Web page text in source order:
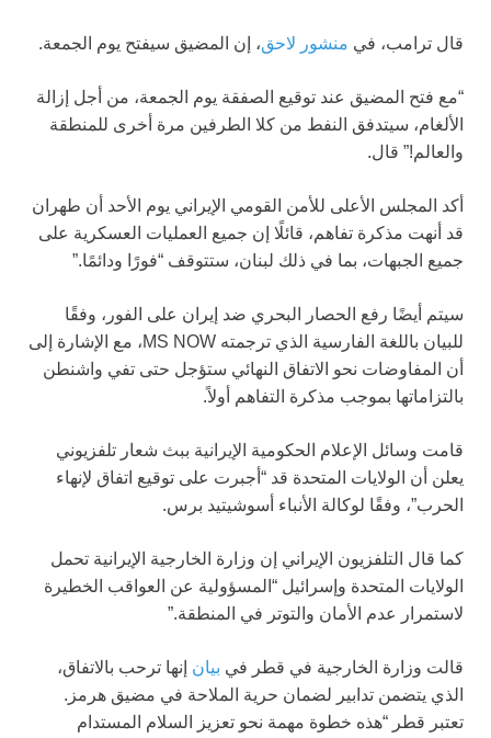
قال ترامب، في منشور لاحق، إن المضيق سيفتح يوم الجمعة.
“مع فتح المضيق عند توقيع الصفقة يوم الجمعة، من أجل إزالة
الألغام، سيتدفق النفط من كلا الطرفين مرة أخرى للمنطقة
والعالم!” قال.
أكد المجلس الأعلى للأمن القومي الإيراني يوم الأحد أن طهران
قد أنهت مذكرة تفاهم، قائلًا إن جميع العمليات العسكرية على
جميع الجبهات، بما في ذلك لبنان، ستتوقف “فورًا ودائمًا.”
سيتم أيضًا رفع الحصار البحري ضد إيران على الفور، وفقًا
للبيان باللغة الفارسية الذي ترجمته MS NOW، مع الإشارة إلى
أن المفاوضات نحو الاتفاق النهائي ستؤجل حتى تفي واشنطن
بالتزاماتها بموجب مذكرة التفاهم أولاً.
قامت وسائل الإعلام الحكومية الإيرانية ببث شعار تلفزيوني
يعلن أن الولايات المتحدة قد “أجبرت على توقيع اتفاق لإنهاء
الحرب”، وفقًا لوكالة الأنباء أسوشيتيد برس.
كما قال التلفزيون الإيراني إن وزارة الخارجية الإيرانية تحمل
الولايات المتحدة وإسرائيل “المسؤولية عن العواقب الخطيرة
لاستمرار عدم الأمان والتوتر في المنطقة.”
قالت وزارة الخارجية في قطر في بيان إنها ترحب بالاتفاق،
الذي يتضمن تدابير لضمان حرية الملاحة في مضيق هرمز.
تعتبر قطر “هذه خطوة مهمة نحو تعزيز السلام المستدام